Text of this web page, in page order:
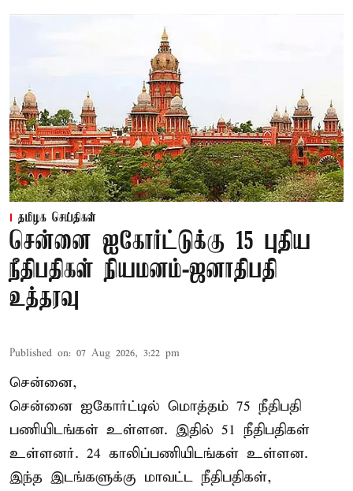
தமிழக செய்திகள்
சென்னை ஐகோர்ட்டுக்கு 15 புதிய
நீதிபதிகள் நியமனம்-ஜனாதிபதி
உத்தரவு
Published on: 07 Aug 2026, 3:22 pm
சென்னை,
சென்னை ஐகோர்ட்டில் மொத்தம் 75 நீதிபதி
பணியிடங்கள் உள்ளன. இதில் 51 நீதிபதிகள்
உள்ளனர். 24 காலிப்பணியிடங்கள் உள்ளன.
இந்த இடங்களுக்கு மாவட்ட நீதிபதிகள்,